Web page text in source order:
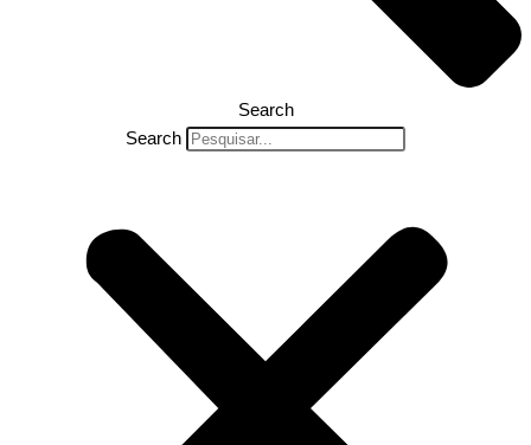
Search
Search